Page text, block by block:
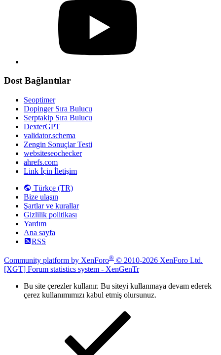
Dost Bağlantılar
Seoptimer
Dopinger Sıra Bulucu
Serptakip Sıra Bulucu
DexterGPT
validator.schema
Zengin Sonuçlar Testi
websiteseochecker
ahrefs.com
Link İçin İletişim
Türkçe (TR)
Bize ulaşın
Şartlar ve kurallar
Gizlilik politikası
Yardım
Ana sayfa
RSS
Community platform by XenForo® © 2010-2026 XenForo Ltd.
[XGT] Forum statistics system - XenGenTr
Bu site çerezler kullanır. Bu siteyi kullanmaya devam ederek
çerez kullanımımızı kabul etmiş olursunuz.